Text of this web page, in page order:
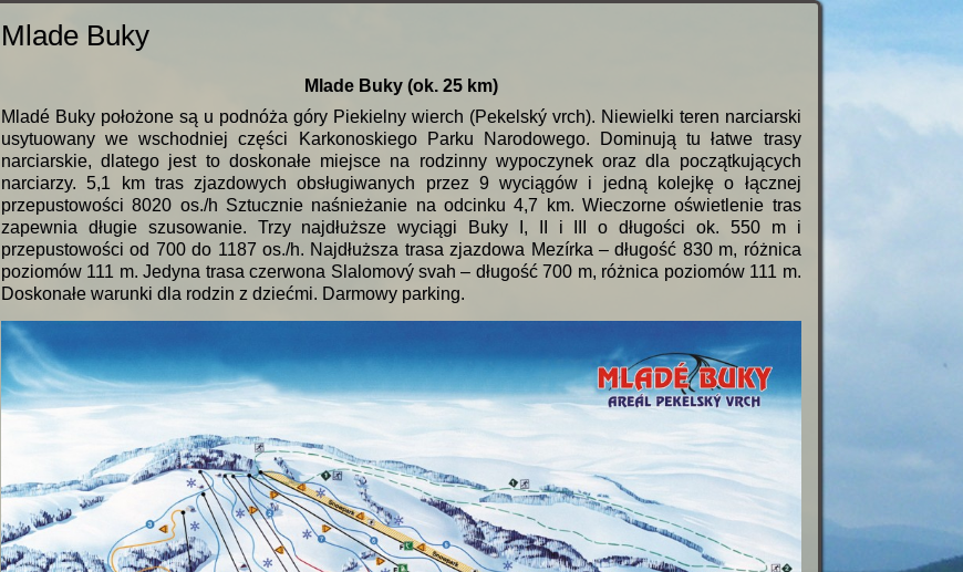
Mlade Buky
Mlade Buky (ok. 25 km)
Mladé Buky położone są u podnóża góry Piekielny wierch (Pekelský vrch). Niewielki teren narciarski
usytuowany we wschodniej części Karkonoskiego Parku Narodowego. Dominują tu łatwe trasy
narciarskie, dlatego jest to doskonałe miejsce na rodzinny wypoczynek oraz dla początkujących
narciarzy. 5,1 km tras zjazdowych obsługiwanych przez 9 wyciągów i jedną kolejkę o łącznej
przepustowości 8020 os./h Sztucznie naśnieżanie na odcinku 4,7 km. Wieczorne oświetlenie tras
zapewnia długie szusowanie. Trzy najdłuższe wyciągi Buky I, II i III o długości ok. 550 m i
przepustowości od 700 do 1187 os./h. Najdłuższa trasa zjazdowa Mezírka – długość 830 m, różnica
poziomów 111 m. Jedyna trasa czerwona Slalomový svah – długość 700 m, różnica poziomów 111 m.
Doskonałe warunki dla rodzin z dziećmi. Darmowy parking.